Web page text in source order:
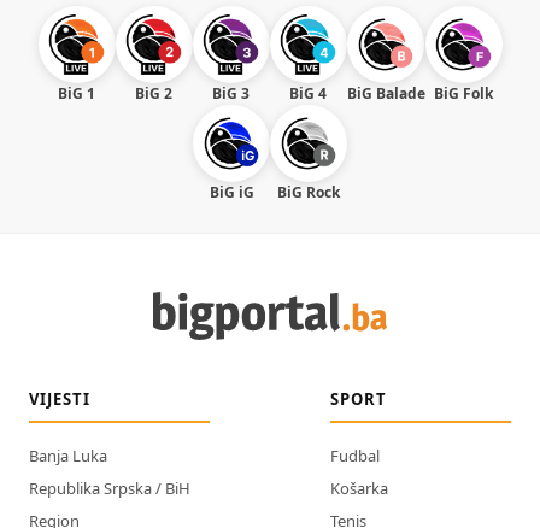
BiG 1 BiG 2 BiG 3 BiG 4 BiG Balade BiG Folk
BiG iG BiG Rock
VIJESTI
Banja Luka
Republika Srpska / BiH
Region
SPORT
Fudbal
Košarka
Tenis